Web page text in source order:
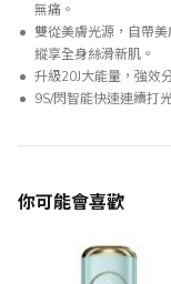
無痛。
雙從美膚光源，自帶
縱享全身絲滑新肌。
升級20J大能量，強效
9S/閃智能快速連續打
你可能會喜歡